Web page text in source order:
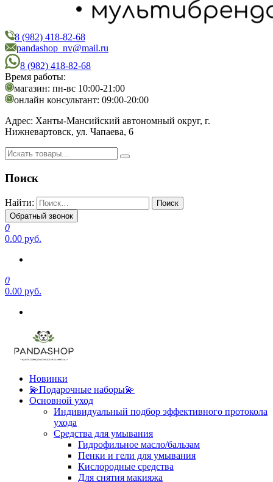
PandaShop
Интернет-магазин косметики
8 (982) 418-82-68
pandashop_nv@mail.ru
8 (982) 418-82-68
Время работы:
магазин: пн-вс 10:00-21:00
онлайн консультант: 09:00-20:00
Адрес: Ханты-Мансийский автономный округ, г.
Нижневартовск, ул. Чапаева, 6
Поиск
Найти:
Обратный звонок
0
0.00 руб.
0
0.00 руб.
Новинки
💫Подарочные наборы💫
Основной уход
Индивидуальный подбор эффективного протокола
ухода
Средства для умывания
Гидрофильное масло/бальзам
Пенки и гели для умывания
Кислородные средства
Для снятия макияжа